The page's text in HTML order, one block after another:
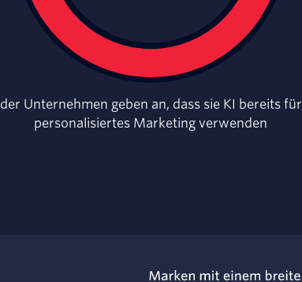
der Unternehmen geben an, dass sie KI bereits für
personalisiertes Marketing verwenden